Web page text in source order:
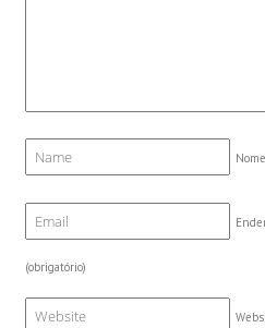
Nome
(obrigatório)